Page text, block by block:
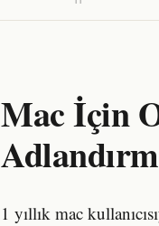
Mac İçin
1 yıllık mac